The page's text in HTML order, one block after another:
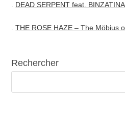
DEAD SERPENT feat.
.THE ROSE HAZE – The Möbius
Rechercher